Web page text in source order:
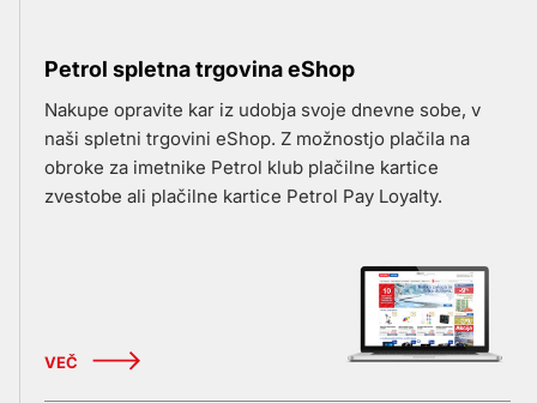
Petrol spletna trgovina eShop
Nakupe opravite kar iz udobja svoje dnevne sobe, v
naši spletni trgovini eShop. Z možnostjo plačila na
obroke za imetnike Petrol klub plačilne kartice
zvestobe ali plačilne kartice Petrol Pay Loyalty.
VEČ